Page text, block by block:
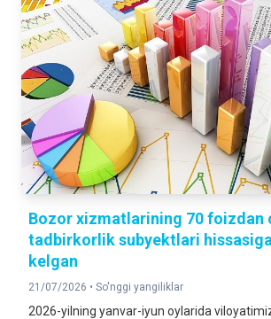
Bozor xizmatlarining 70 foizdan
tadbirkorlik subyektlari hissasiga
kelgan
21/07/2026 • So'nggi yangiliklar
2026-yilning yanvar-iyun oylarida